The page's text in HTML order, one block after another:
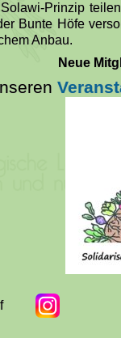
Prinzip
Bunte Höfe
Anbau.
Neue